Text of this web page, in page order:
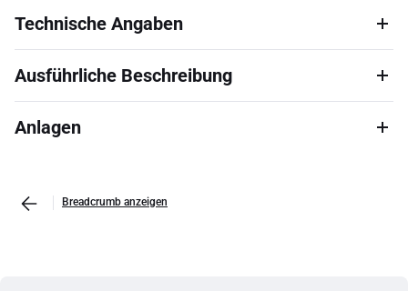
Technische Angaben
Ausführliche Beschreibung
Anlagen
Breadcrumb anzeigen